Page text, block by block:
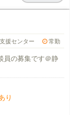
援センター 常勤
員の募集です＠静
り